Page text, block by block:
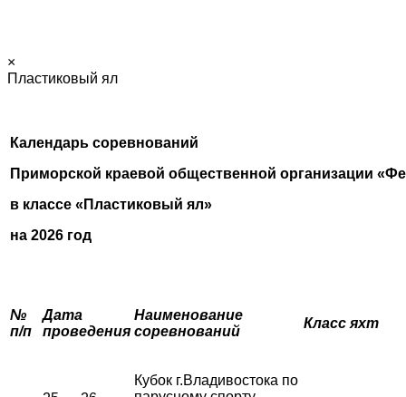
×
Пластиковый ял
Календарь соревнований
Приморской краевой общественной организации
в классе «Пластиковый ял»
на 2026 год
№
п/п
Дата
проведения
Наименование
соревнований
Класс яхт
Кубок г.Владивостока по